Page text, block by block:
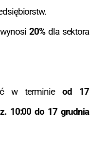
20%dla sektora
w terminieod 17
10:00 do 17 grudnia